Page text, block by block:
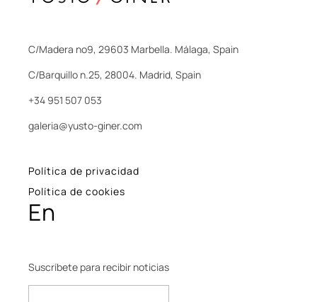
C/Madera nº9, 29603 Marbella. Málaga, Spain
C/Barquillo n.25, 28004. Madrid, Spain
+34 951 507 053
galeria@yusto-giner.com
Política de privacidad
Política de cookies
En
Suscríbete para recibir noticias